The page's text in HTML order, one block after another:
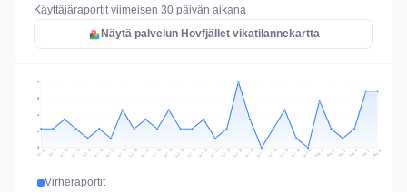
Käyttäjäraportit viimeisen 30 päivän aikana
Näytä palvelun Hovfjället vikatilannekartta
2
4
5
7
Jul 8 Jul 9 Jul 10 Jul 11 Jul 12 Jul 13 Jul 14 Jul 15 Jul 16 Jul 17 Jul 18 Jul 19 Jul 20 Jul 21 Jul 22 Jul 23 Jul 24 Jul 25 Jul 26 Jul 27 Jul 28 Jul 29 Jul 30 Jul 31 Aug 1 Aug 2 Aug 3 Aug 4 Aug 5 Aug 6
Virheraportit